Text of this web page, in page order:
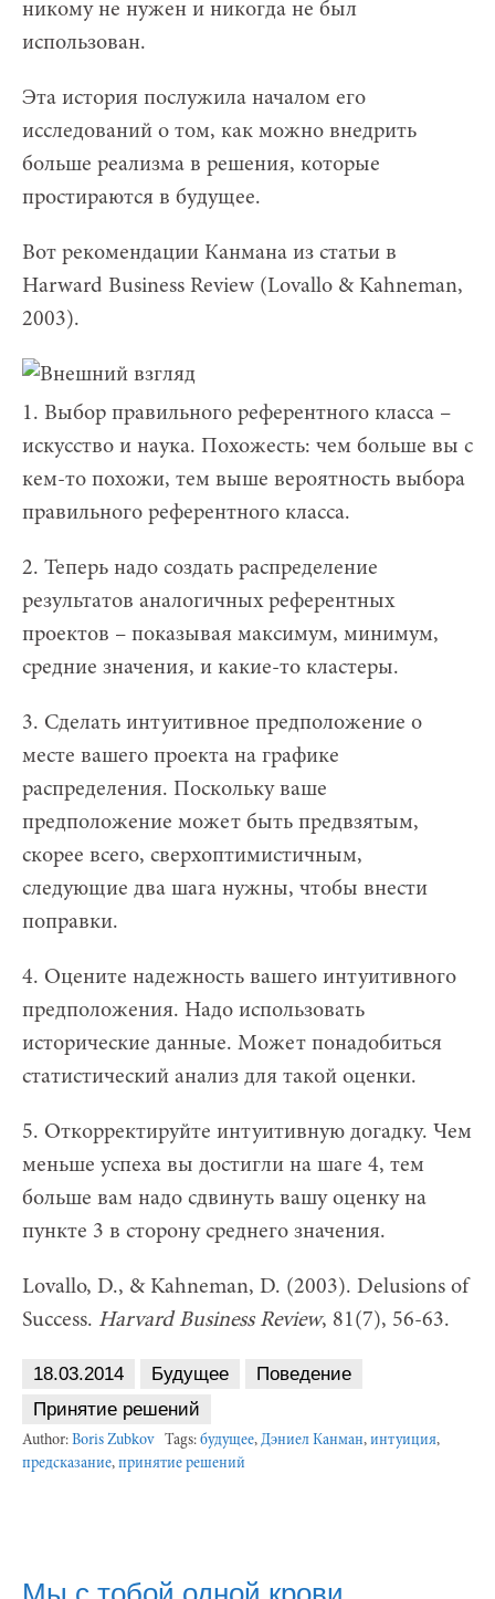
никому не нужен и никогда не был
использован.
Эта история послужила началом его
исследований о том, как можно внедрить
больше реализма в решения, которые
простираются в будущее.
Вот рекомендации Канмана из статьи в
Harward Business Review (Lovallo & Kahneman,
2003).
1. Выбор правильного референтного класса –
искусство и наука. Похожесть: чем больше вы с
кем-то похожи, тем выше вероятность выбора
правильного референтного класса.
2. Теперь надо создать распределение
результатов аналогичных референтных
проектов – показывая максимум, минимум,
средние значения, и какие-то кластеры.
3. Сделать интуитивное предположение о
месте вашего проекта на графике
распределения. Поскольку ваше
предположение может быть предвзятым,
скорее всего, сверхоптимистичным,
следующие два шага нужны, чтобы внести
поправки.
4. Оцените надежность вашего интуитивного
предположения. Надо использовать
исторические данные. Может понадобиться
статистический анализ для такой оценки.
5. Откорректируйте интуитивную догадку. Чем
меньше успеха вы достигли на шаге 4, тем
больше вам надо сдвинуть вашу оценку на
пункте 3 в сторону среднего значения.
Lovallo, D., & Kahneman, D. (2003). Delusions of
Success. Harvard Business Review, 81(7), 56-63.
18.03.2014 Будущее
Поведение
Принятие решений
Author: Boris Zubkov Tags: будущее, Дэниел Канман, интуиция,
предсказание, принятие решений